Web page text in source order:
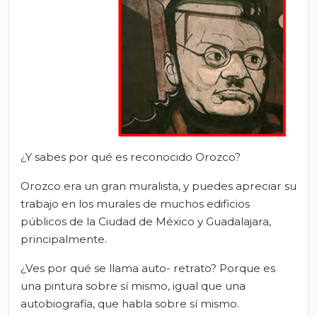
¿Y sabes por qué es reconocido Orozco?
Orozco era un gran muralista, y puedes apreciar su
trabajo en los murales de muchos edificios
públicos de la Ciudad de México y Guadalajara,
principalmente.
¿Ves por qué se llama auto- retrato? Porque es
una pintura sobre sí mismo, igual que una
autobiografía, que habla sobre sí mismo.